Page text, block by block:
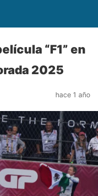
“F1” en
2025
hace 1 año